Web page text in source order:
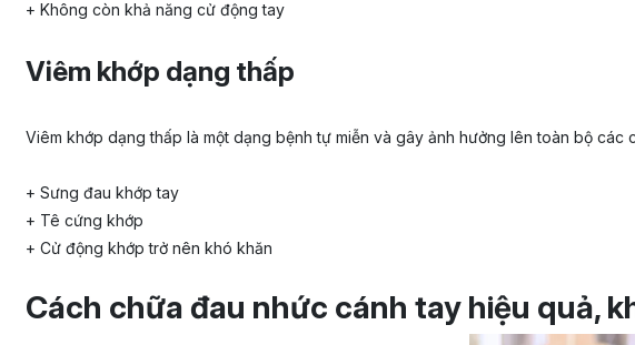
+ Không còn khả năng cử động tay
Viêm khớp dạng thấp
Viêm khớp dạng thấp là một dạng bệnh tự miễn và gây ảnh hưởng lên toàn bộ
+ Sưng đau khớp tay
+ Tê cứng khớp
+ Cử động khớp trở nên khó khăn
Cách chữa đau nhức cánh tay hiệu quả,